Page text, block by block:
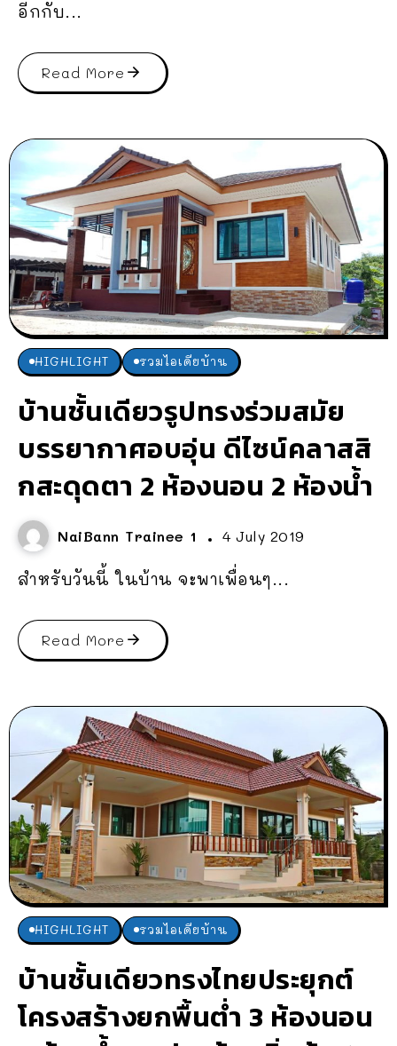
อีกกับ...
Read More
HIGHLIGHT รวมไอเดียบ้าน
บ้านชั้นเดียวรูปทรงร่วมสมัย
บรรยากาศอบอุ่น ดีไซน์คลาสสิ
กสะดุดตา 2 ห้องนอน 2 ห้องน้ำ
NaiBann Trainee 1 4 July 2019
สำหรับวันนี้ ในบ้าน จะพาเพื่อนๆ...
Read More
HIGHLIGHT รวมไอเดียบ้าน
บ้านชั้นเดียวทรงไทยประยุกต์
โครงสร้างยกพื้นต่ำ 3 ห้องนอน